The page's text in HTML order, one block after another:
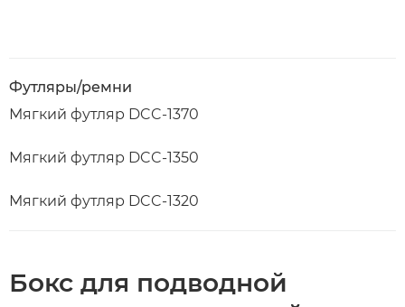
Футляры/ремни
Мягкий футляр DCC-1370
Мягкий футляр DCC-1350
Мягкий футляр DCC-1320
Бокс для подводной